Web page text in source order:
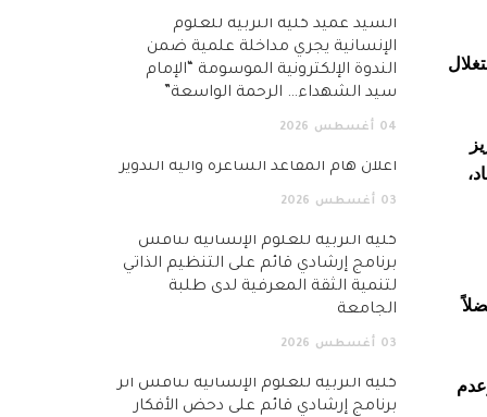
السيد عميد كلية التربية للعلوم
الإنسانية يجري مداخلة علمية ضمن
الندوة الإلكترونية الموسومة “الإمام
سيد الشهداء… الرحمة الواسعة”
04 أغسطس 2026
اعلان هام المقاعد الشاغرة وآلية التدوير
03 أغسطس 2026
كلية التربية للعلوم الإنسانية تناقش
برنامج إرشادي قائم على التنظيم الذاتي
لتنمية الثقة المعرفية لدى طلبة
الجامعة
03 أغسطس 2026
كلية التربية للعلوم الإنسانية تناقش أثر
برنامج إرشادي قائم على دحض الأفكار